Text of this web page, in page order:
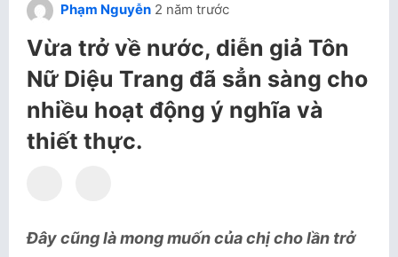
Phạm Nguyễn 2 năm trước
Vừa trở về nước, diễn giả Tôn
Nữ Diệu Trang đã sẳn sàng cho
nhiều hoạt động ý nghĩa và
thiết thực.
Đây cũng là mong muốn của chị cho lần trở